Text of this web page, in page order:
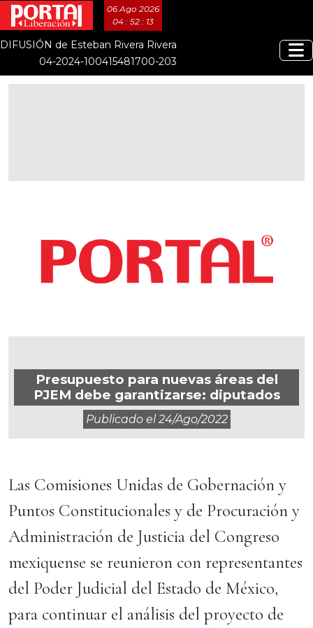
06 Ago 2026
04 : 52 : 13
DIFUSIÓN de Esteban Rivera Rivera
04-2024-100415481700-203
Presupuesto para nuevas áreas del
PJEM debe garantizarse: diputados
Publicado el24/ago/2022
Las Comisiones Unidas de Gobernación y
Puntos Constitucionales y de Procuración y
Administración de Justicia del Congreso
mexiquense se reunieron con representantes
del Poder Judicial del Estado de México,
para continuar el análisis del proyecto de